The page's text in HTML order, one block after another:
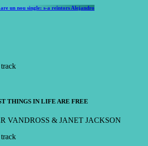
un nou single: s-a reîntors Alejandro
THINGS IN LIFE ARE FREE
VANDROSS & JANET JACKSON